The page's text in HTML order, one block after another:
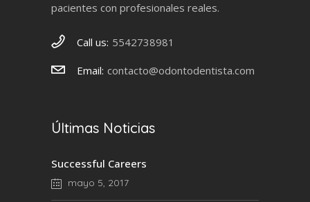
pacientes con profesionales reales.
Call us: 5542738981
Email: contacto@odontodentista.com
Últimas Noticias
Successful Careers
mayo 5, 2017